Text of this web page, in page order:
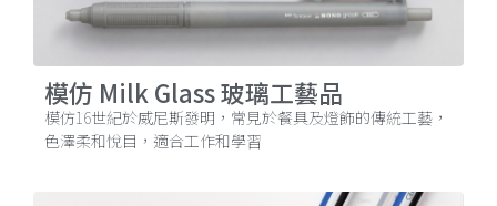
模仿 Milk Glass 玻璃工藝品
模仿16世紀於威尼斯發明，常見於餐具及燈飾的傳統工藝，
色澤柔和悅目，適合工作和學習